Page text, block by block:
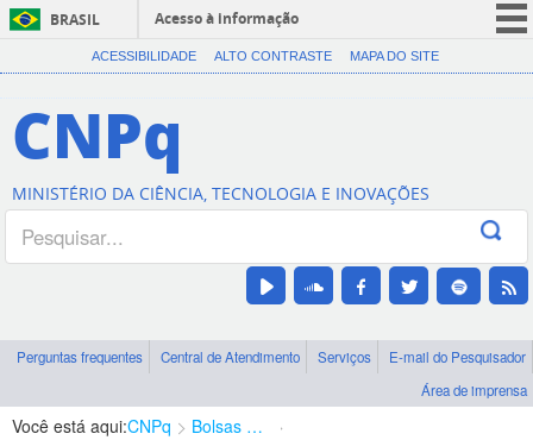
BRASIL
Acesso à informação
CORONAVÍRUS (COVID-19)
Canais
ACESSIBILIDADE ALTO CONTRASTE MAPA DO SITE
CNPq
MINISTÉRIO DA CIÊNCIA, TECNOLOGIA E INOVAÇÕES
Perguntas frequentes Central de Atendimento Serviços
E-mail do Pesquisador
Área de imprensa
Você está aqui:CNPq Bolsas e Auxílios Vigentes